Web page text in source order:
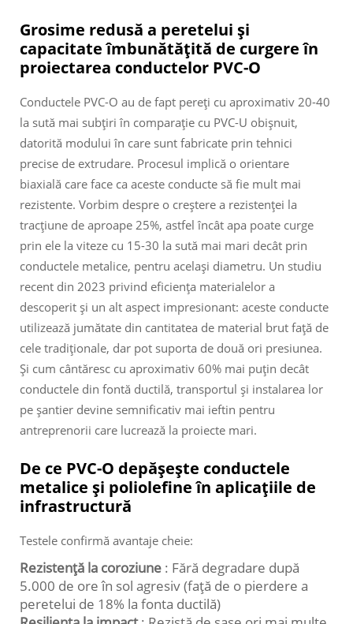
Grosime redusă a peretelui și
capacitate îmbunătățită de curgere în
proiectarea conductelor PVC-O
Conductele PVC-O au de fapt pereți cu aproximativ 20-40
la sută mai subțiri în comparație cu PVC-U obișnuit,
datorită modului în care sunt fabricate prin tehnici
precise de extrudare. Procesul implică o orientare
biaxială care face ca aceste conducte să fie mult mai
rezistente. Vorbim despre o creștere a rezistenței la
tracțiune de aproape 25%, astfel încât apa poate curge
prin ele la viteze cu 15-30 la sută mai mari decât prin
conductele metalice, pentru același diametru. Un studiu
recent din 2023 privind eficiența materialelor a
descoperit și un alt aspect impresionant: aceste conducte
utilizează jumătate din cantitatea de material brut față de
cele tradiționale, dar pot suporta de două ori presiunea.
Și cum cântăresc cu aproximativ 60% mai puțin decât
conductele din fontă ductilă, transportul și instalarea lor
pe șantier devine semnificativ mai ieftin pentru
antreprenorii care lucrează la proiecte mari.
De ce PVC-O depășește conductele
metalice și poliolefine în aplicațiile de
infrastructură
Testele confirmă avantaje cheie:
Rezistență la coroziune : Fără degradare după
5.000 de ore în sol agresiv (față de o pierdere a
peretelui de 18% la fonta ductilă)